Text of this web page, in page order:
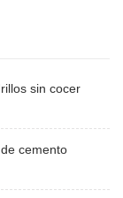
sin cocer
cemento